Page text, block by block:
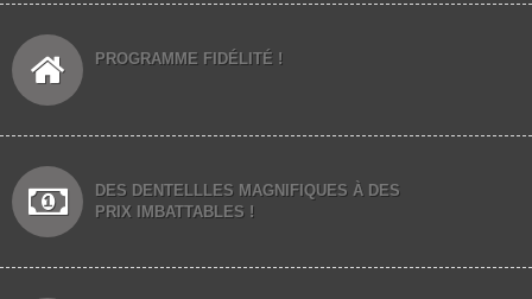
PROGRAMME FIDÉLITÉ !
DES DENTELLLES MAGNIFIQUES À DES
PRIX IMBATTABLES !